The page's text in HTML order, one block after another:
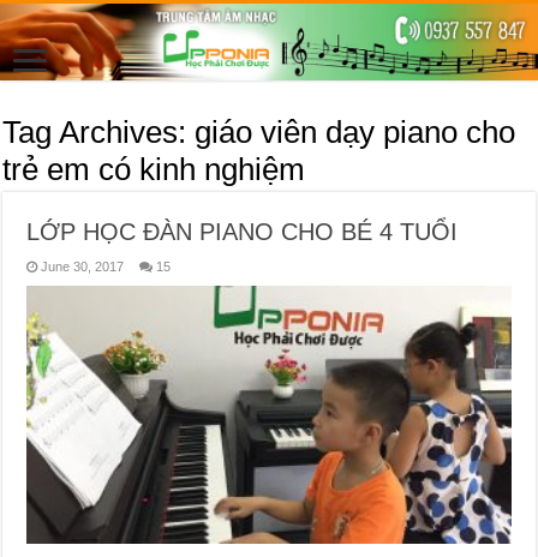
Tag Archives: giáo viên dạy piano cho
trẻ em có kinh nghiệm
LỚP HỌC ĐÀN PIANO CHO BÉ 4 TUỔI
June 30, 2017 15